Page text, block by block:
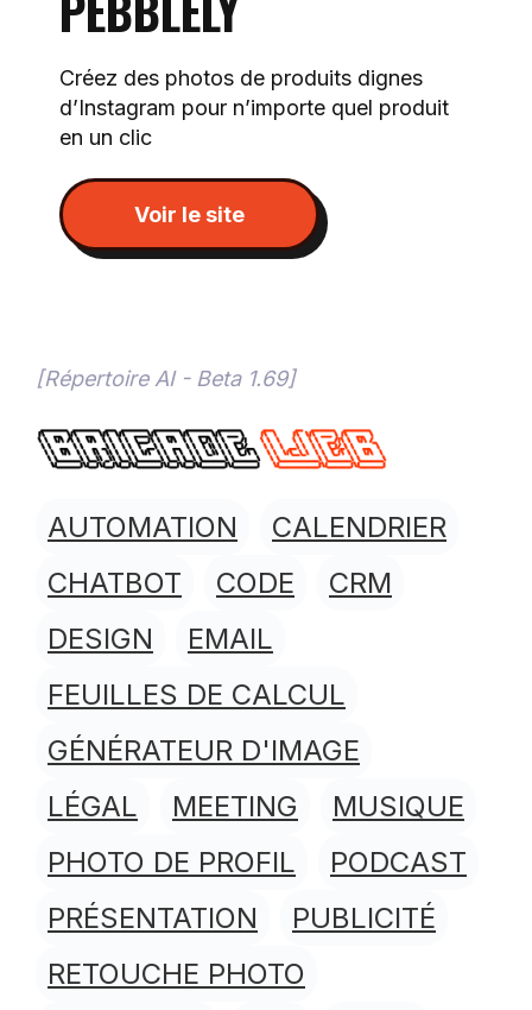
Créez des photos de produits dignes
d’Instagram pour n’importe quel produit
en un clic
Voir le site
[Répertoire AI - Beta 1.69]
AUTOMATION
CALENDRIER
CHATBOT
CODE
CRM
DESIGN
EMAIL
FEUILLES DE CALCUL
GÉNÉRATEUR D'IMAGE
LÉGAL
MEETING
MUSIQUE
PHOTO DE PROFIL
PODCAST
PRÉSENTATION
PUBLICITÉ
RETOUCHE PHOTO